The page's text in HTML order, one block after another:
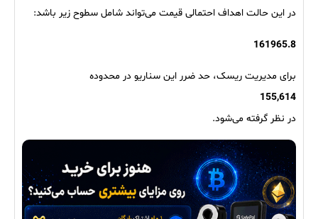
در این حالت اهداف احتمالی قیمت می‌تواند شامل سطوح زیر باشد:
161965.8
برای مدیریت ریسک، حد ضرر این سناریو در محدوده
155,614
در نظر گرفته می‌شود.